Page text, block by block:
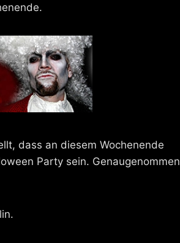
dass an diesem Wochenende
Party sein. Genaugenommen